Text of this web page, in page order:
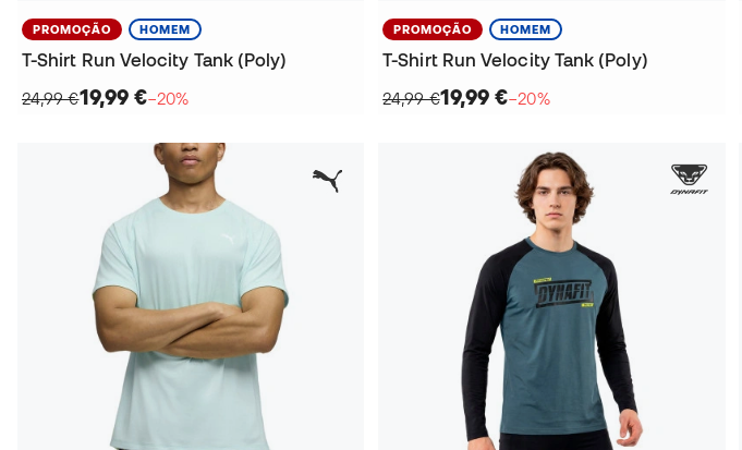
PROMOÇÃO HOMEM
T-Shirt Run Velocity Tank (Poly)
24,99 €19,99 €−20%
PROMOÇÃO HOMEM
T-Shirt Run Velocity Tank (Poly)
24,99 €19,99 €−20%